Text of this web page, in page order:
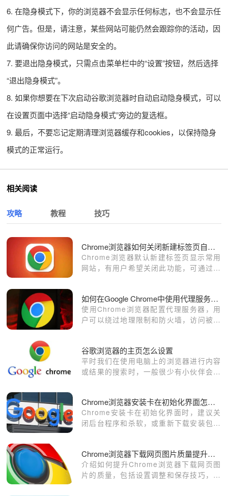
6. 在隐身模式下，你的浏览器不会显示任何标志，也不会显示任
何广告。但是，请注意，某些网站可能仍然会跟踪你的活动，因
此请确保你访问的网站是安全的。
7. 要退出隐身模式，只需点击菜单栏中的“设置”按钮，然后选择
“退出隐身模式”。
8. 如果你想要在下次启动谷歌浏览器时自动启动隐身模式，可以
在设置页面中选择“启动隐身模式”旁边的复选框。
9. 最后，不要忘记定期清理浏览器缓存和cookies，以保持隐身
模式的正常运行。
相关阅读
攻略 教程 技巧
Chrome浏览器如何关闭新建标签页自动显示常用网站
Chrome浏览器默认新建标签页显示常用
网站，有用户希望关闭此功能，可通过设
如何在Google Chrome中使用代理服务器访问被封锁的网页
使用Chrome浏览器配置代理服务器，用
户可以绕过地理限制和防火墙，访问被封
谷歌浏览器的主页怎么设置
平时我们在使用电脑上的浏览器进行内容
或结果的搜索时，一般很少有小伙伴会给
求的，才会为浏览器设置主页。
Chrome浏览器安装卡在初始化界面怎么办
Chrome安装卡在初始化界面时，建议关
闭后台程序和杀软，或重新下载安装包，
Chrome浏览器下载网页图片质量提升方法
介绍如何提升Chrome浏览器下载网页图
片的质量，包括设置调整和保存技巧，确